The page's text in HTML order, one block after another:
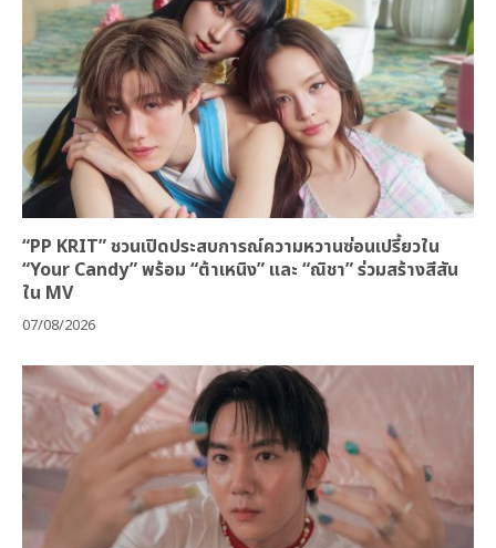
“PP KRIT” ชวนเปิดประสบการณ์ความหวานซ่อนเปรี้ยวใน
“Your Candy” พร้อม “ต้าเหนิง” และ “ณิชา” ร่วมสร้างสีสัน
ใน MV
07/08/2026